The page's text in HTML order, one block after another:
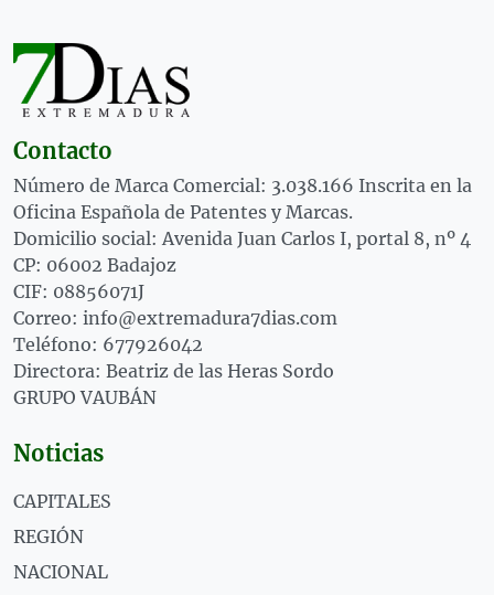
Contacto
Número de Marca Comercial: 3.038.166 Inscrita en la
Oficina Española de Patentes y Marcas.
Domicilio social: Avenida Juan Carlos I, portal 8, nº 4
CP: 06002 Badajoz
CIF: 08856071J
Correo: info@extremadura7dias.com
Teléfono: 677926042
Directora: Beatriz de las Heras Sordo
GRUPO VAUBÁN
Noticias
CAPITALES
REGIÓN
NACIONAL